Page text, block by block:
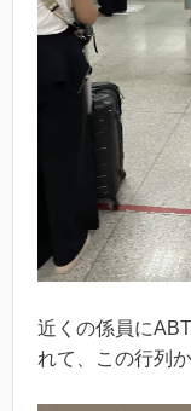
近くの係員に
れて、この行列